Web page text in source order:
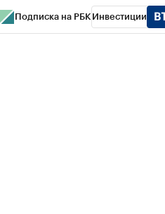
Подписка на РБК Инвестиции